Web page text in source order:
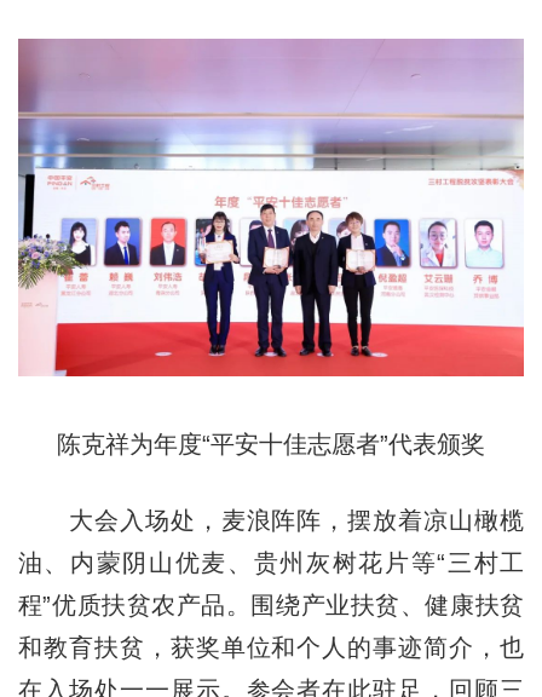
陈克祥为年度“平安十佳志愿者”代表颁奖
大会入场处，麦浪阵阵，摆放着凉山橄榄
油、内蒙阴山优麦、贵州灰树花片等“三村工
程”优质扶贫农产品。围绕产业扶贫、健康扶贫
和教育扶贫，获奖单位和个人的事迹简介，也
在入场处一一展示。参会者在此驻足，回顾三